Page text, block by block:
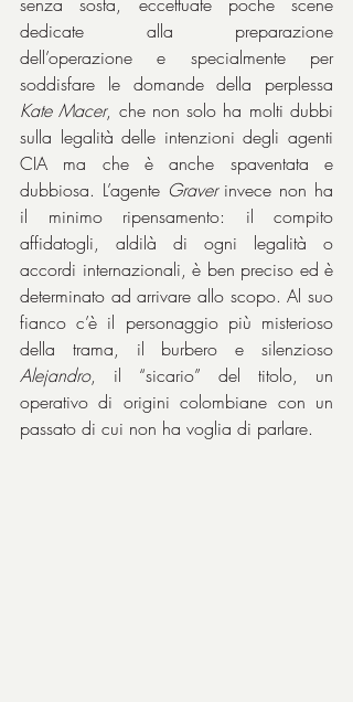
dedicate alla preparazione
dell’operazione e specialmente per
Kate Macer, che non solo ha molti dubbi
sulla legalità delle intenzioni degli agenti
CIA ma che è anche spaventata e
dubbiosa. L’agente Graver invece non ha
il minimo ripensamento: il compito
affidatogli, aldilà di ogni legalità o
accordi internazionali, è ben preciso ed è
determinato ad arrivare allo scopo. Al suo
fianco c’è il personaggio più misterioso
Alejandro, il “sicario” del titolo, un
operativo di origini colombiane con un
passato di cui non ha voglia di parlare.